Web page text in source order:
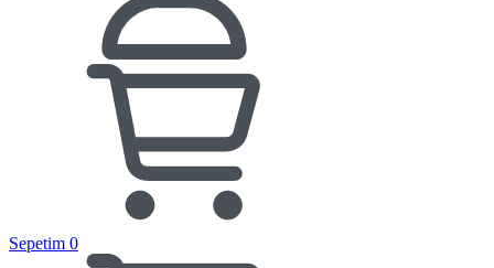
Sepetim 0